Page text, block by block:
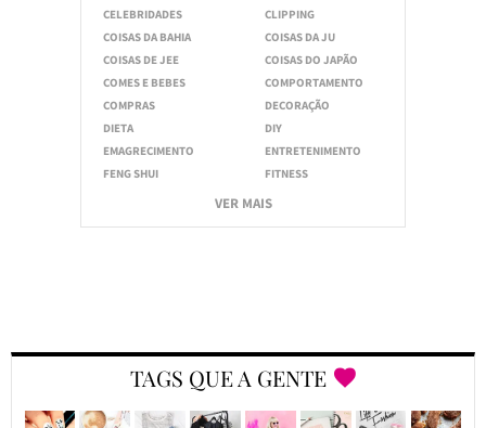
CELEBRIDADES
CLIPPING
COISAS DA BAHIA
COISAS DA JU
COISAS DE JEE
COISAS DO JAPÃO
COMES E BEBES
COMPORTAMENTO
COMPRAS
DECORAÇÃO
DIETA
DIY
EMAGRECIMENTO
ENTRETENIMENTO
FENG SHUI
FITNESS
VER MAIS
TAGS QUE A GENTE